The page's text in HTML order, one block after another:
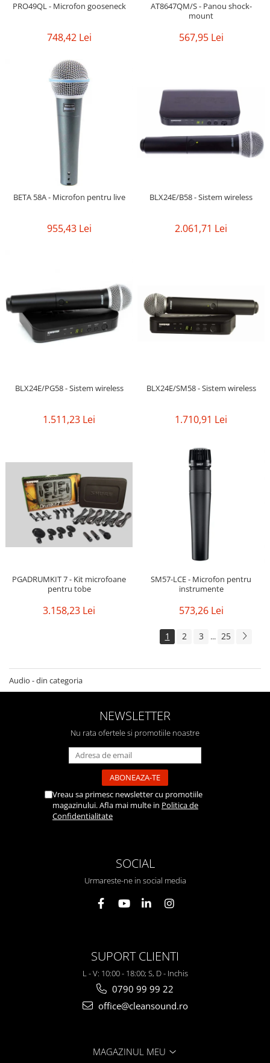
PRO49QL - Microfon gooseneck
748,42 Lei
AT8647QM/S - Panou shock-
mount
567,95 Lei
BETA 58A - Microfon pentru live
955,43 Lei
BLX24E/B58 - Sistem wireless
2.061,71 Lei
BLX24E/PG58 - Sistem wireless
1.511,23 Lei
BLX24E/SM58 - Sistem wireless
1.710,91 Lei
PGADRUMKIT 7 - Kit microfoane
pentru tobe
3.158,23 Lei
SM57-LCE - Microfon pentru
instrumente
573,26 Lei
1 2 3 ... 25
Audio - din categoria
NEWSLETTER
Nu rata ofertele si promotiile noastre
Vreau sa primesc newsletter cu promotiile
magazinului. Afla mai multe in Politica de
Confidentialitate
SOCIAL
Urmareste-ne in social media
SUPORT CLIENTI
L - V: 10:00 - 18:00; S, D - Inchis
0790 99 99 22
office@cleansound.ro
MAGAZINUL MEU